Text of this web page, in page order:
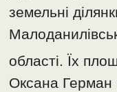
земельні
області. Їх
Оксана Герман